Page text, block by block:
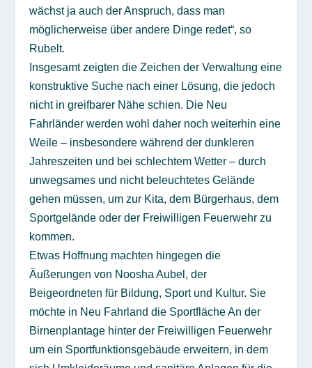
wächst ja auch der Anspruch, dass man
möglicherweise über andere Dinge redet“, so
Rubelt.
Insgesamt zeigten die Zeichen der Verwaltung eine
konstruktive Suche nach einer Lösung, die jedoch
nicht in greifbarer Nähe schien. Die Neu
Fahrländer werden wohl daher noch weiterhin eine
Weile – insbesondere während der dunkleren
Jahreszeiten und bei schlechtem Wetter – durch
unwegsames und nicht beleuchtetes Gelände
gehen müssen, um zur Kita, dem Bürgerhaus, dem
Sportgelände oder der Freiwilligen Feuerwehr zu
kommen.
Etwas Hoffnung machten hingegen die
Äußerungen von Noosha Aubel, der
Beigeordneten für Bildung, Sport und Kultur. Sie
möchte in Neu Fahrland die Sportfläche An der
Birnenplantage hinter der Freiwilligen Feuerwehr
um ein Sportfunktionsgebäude erweitern, in dem